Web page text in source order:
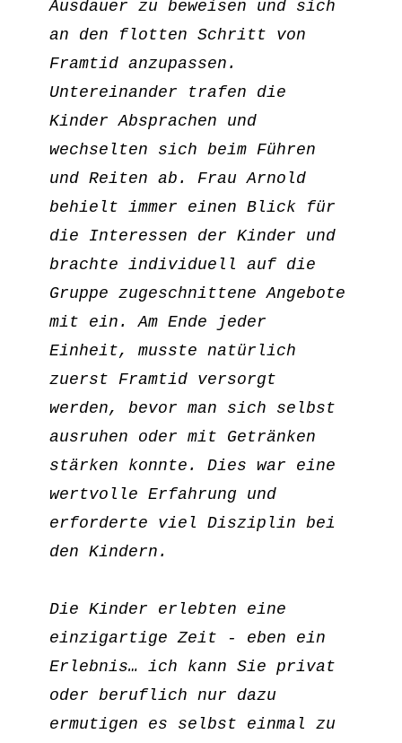
Ausdauer zu beweisen und sich
an den flotten Schritt von
Framtid anzupassen.
Untereinander trafen die
Kinder Absprachen und
wechselten sich beim Führen
und Reiten ab. Frau Arnold
behielt immer einen Blick für
die Interessen der Kinder und
brachte individuell auf die
Gruppe zugeschnittene Angebote
mit ein. Am Ende jeder
Einheit, musste natürlich
zuerst Framtid versorgt
werden, bevor man sich selbst
ausruhen oder mit Getränken
stärken konnte. Dies war eine
wertvolle Erfahrung und
erforderte viel Disziplin bei
Die Kinder erlebten eine
einzigartige Zeit - eben ein
Erlebnis… ich kann Sie privat
oder beruflich nur dazu
ermutigen es selbst einmal zu